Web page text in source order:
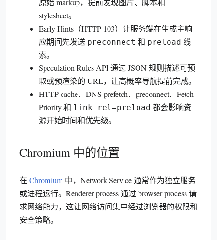
原始 markup，提前发现图片、脚本和
stylesheet。
Early Hints（HTTP 103）让服务端在生成主响
应期间先发送 preconnect 和 preload 线
索。
Speculation Rules API 通过 JSON 规则描述可预
取或预渲染的 URL，让高概率导航提前完成。
HTTP cache、DNS prefetch、preconnect、Fetch
Priority 和 link rel=preload 都会影响资
源开始时间和优先级。
Chromium 中的位置
在Chromium 中，Network Service 通常作为独立服务
或进程运行。Renderer process 通过 browser process 请
求网络能力，这让网络访问集中经过浏览器的权限和
安全策略。